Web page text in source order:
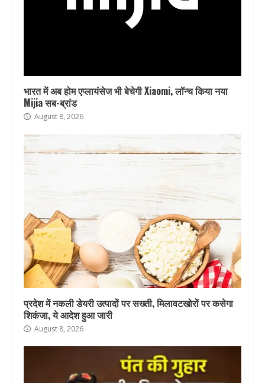
भारत में अब होम एप्लायंसेज भी बेचेगी Xiaomi, लॉन्च किया नया
Mijia सब-ब्रांड
August 8, 2026
प्रदेश में नकली डेयरी उत्पादों पर सख्ती, मिलावटखोरों पर कसेगा
शिकंजा, ये आदेश हुआ जारी
August 8, 2026